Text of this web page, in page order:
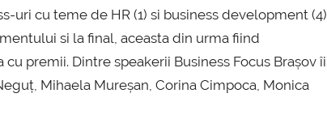
uri cu teme de HR (1) si business development (4)
si la final, aceasta din urma fiind
premii. Dintre speakerii Business Focus Brașov îi
Mihaela Mureșan, Corina Cimpoca, Monica